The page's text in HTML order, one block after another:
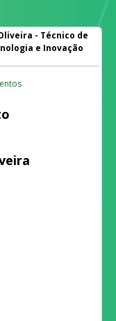
- Técnico de
e Inovação